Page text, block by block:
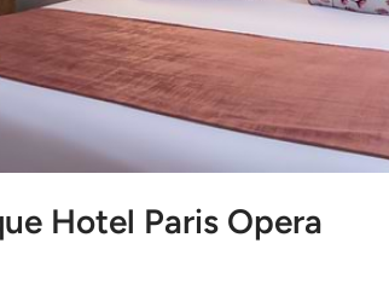
Hotel Paris Opera